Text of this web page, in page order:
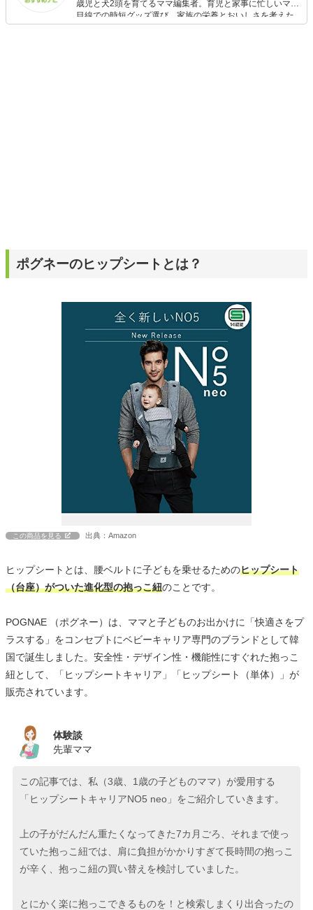
歳児と犬2頭を育てるママ編集者。育児と家事に忙しいママ
目線での時短グッズ選び、家族の栄養とおいしさを考えた
食品選び、束の間のリラックスタイムを楽しむためのスイ
ポグネーのヒップシートとは？
この商品を見る 出典：Amazon
ヒップシートとは、腰ベルトに子どもを乗せるためのヒップシート
（台座）がついた進化型の抱っこ紐のことです。
POGNAE （ポグネー）は、ママと子どものお出かけに「快適さをプ
ラスする」をコンセプトにベビーキャリア専門のブランドとして韓
国で誕生しました。安全性・デザイン性・機能性にすぐれた抱っこ
紐として、「ヒップシートキャリア」「ヒップシート（単体）」が
販売されています。
体験談
先輩ママ
この記事では、私（3歳、1歳の子どものママ）が愛用する
「ヒップシートキャリアNO5 neo」をご紹介していきます。
上の子がだんだん重たくなってきた7カ月ごろ、それまで使っ
ていた抱っこ紐では、肩に負担がかかりすぎて長時間の抱っこ
が辛く、抱っこ紐の買い替えを検討していました。
とにかく楽に抱っこできるものを！と検索しまくり出合ったの